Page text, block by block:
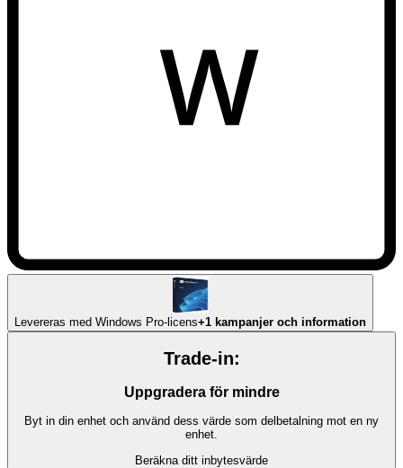
Levereras med Windows Pro-licens+1 kampanjer och information
Trade-in:
Uppgradera för mindre
Byt in din enhet och använd dess värde som delbetalning mot en ny
enhet.
Beräkna ditt inbytesvärde